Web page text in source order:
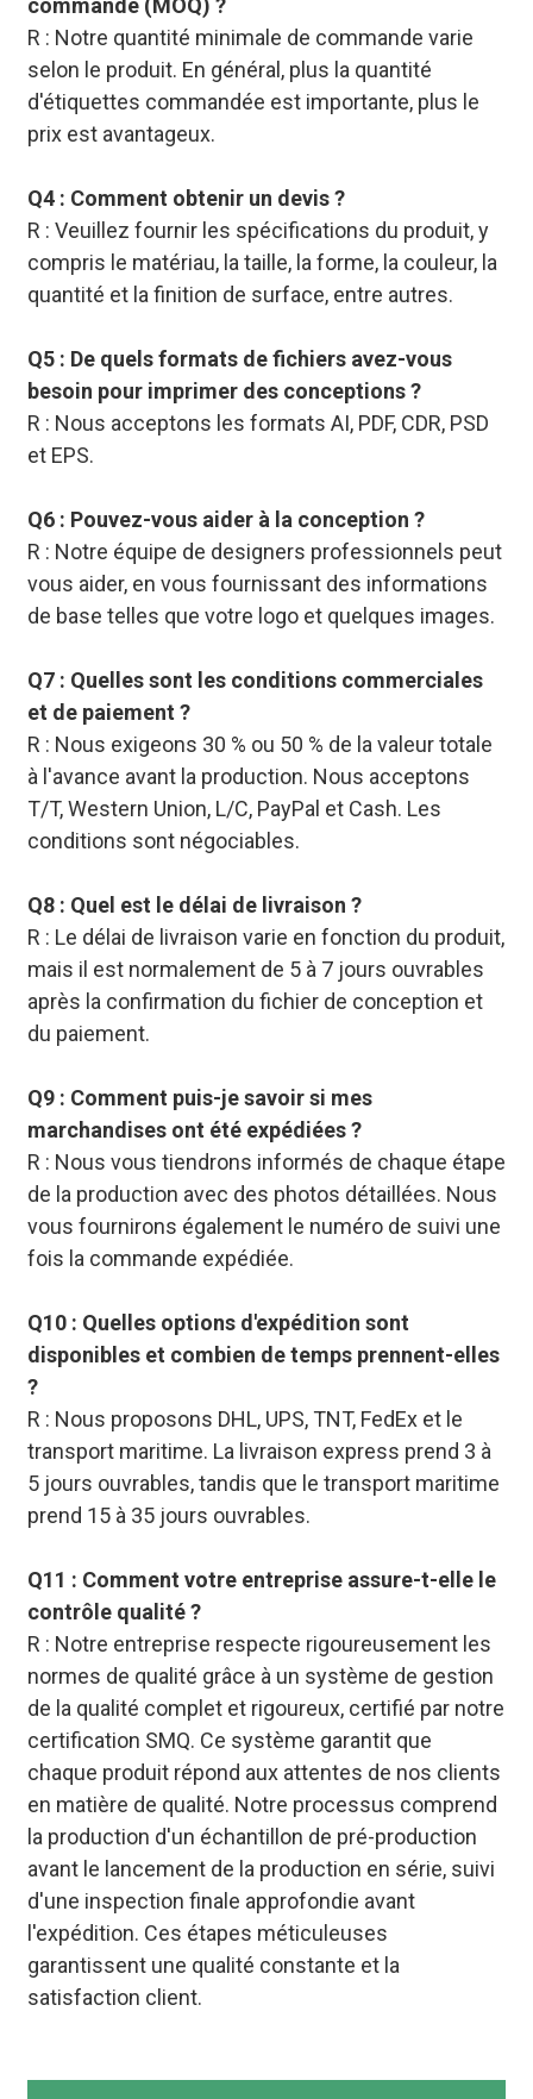
commande (MOQ) ?
R : Notre quantité minimale de commande varie
selon le produit. En général, plus la quantité
d'étiquettes commandée est importante, plus le
prix est avantageux.
Q4 : Comment obtenir un devis ?
R : Veuillez fournir les spécifications du produit, y
compris le matériau, la taille, la forme, la couleur, la
quantité et la finition de surface, entre autres.
Q5 : De quels formats de fichiers avez-vous
besoin pour imprimer des conceptions ?
R : Nous acceptons les formats AI, PDF, CDR, PSD
et EPS.
Q6 : Pouvez-vous aider à la conception ?
R : Notre équipe de designers professionnels peut
vous aider, en vous fournissant des informations
de base telles que votre logo et quelques images.
Q7 : Quelles sont les conditions commerciales
et de paiement ?
R : Nous exigeons 30 % ou 50 % de la valeur totale
à l'avance avant la production. Nous acceptons
T/T, Western Union, L/C, PayPal et Cash. Les
conditions sont négociables.
Q8 : Quel est le délai de livraison ?
R : Le délai de livraison varie en fonction du produit,
mais il est normalement de 5 à 7 jours ouvrables
après la confirmation du fichier de conception et
du paiement.
Q9 : Comment puis-je savoir si mes
marchandises ont été expédiées ?
R : Nous vous tiendrons informés de chaque étape
de la production avec des photos détaillées. Nous
vous fournirons également le numéro de suivi une
fois la commande expédiée.
Q10 : Quelles options d'expédition sont
disponibles et combien de temps prennent-elles
?
R : Nous proposons DHL, UPS, TNT, FedEx et le
transport maritime. La livraison express prend 3 à
5 jours ouvrables, tandis que le transport maritime
prend 15 à 35 jours ouvrables.
Q11 : Comment votre entreprise assure-t-elle le
contrôle qualité ?
R : Notre entreprise respecte rigoureusement les
normes de qualité grâce à un système de gestion
de la qualité complet et rigoureux, certifié par notre
certification SMQ. Ce système garantit que
chaque produit répond aux attentes de nos clients
en matière de qualité. Notre processus comprend
la production d'un échantillon de pré-production
avant le lancement de la production en série, suivi
d'une inspection finale approfondie avant
l'expédition. Ces étapes méticuleuses
garantissent une qualité constante et la
satisfaction client.